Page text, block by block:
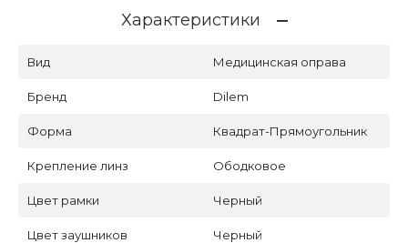
Характеристики
Вид Медицинская оправа
Бренд Dilem
Форма Квадрат-Прямоугольник
Крепление линз Ободковое
Цвет рамки Черный
Цвет заушников Черный